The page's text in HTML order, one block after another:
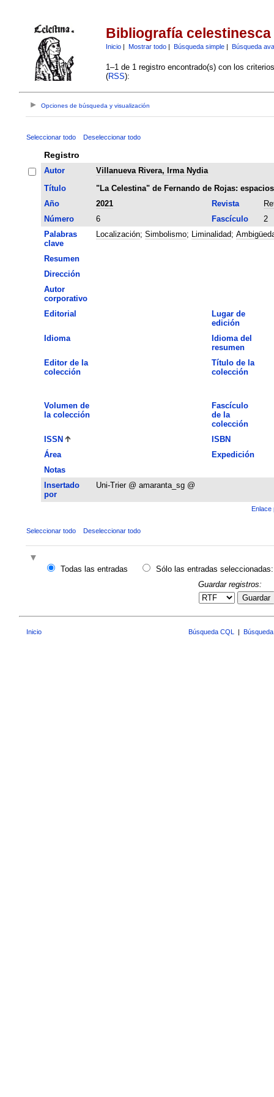
Bibliografía celestinesca
Inicio| Mostrar todo| Búsqueda simple| Búsqueda
1–1 de 1 registro encontrado(s) con los
(RSS):
Opciones de búsqueda y visualización
Seleccionar todo Deseleccionar todo
Registro
Autor
Villanueva Rivera, Irma Nydia
Título
"La Celestina" de Fernando de Rojas:
Año
2021 Revista
Número
6 Fascículo
2
Palabras
clave
Localización; Simbolismo; Liminalidad;
Resumen
Dirección
Autor
corporativo
Editorial
Lugar de
edición
Idioma
Idioma del
resumen
Editor de la
colección
Título de la
colección
Volumen de
la colección
Fascículo
de la
colección
ISSN
ISBN
Área
Expedición
Notas
Insertado
por
Uni-Trier @ amaranta_sg @
Enlace
Seleccionar todo Deseleccionar todo
Todas las entradas
Sólo las entradas seleccionadas:
Guardar registros:
Guardar
Inicio Búsqueda CQL